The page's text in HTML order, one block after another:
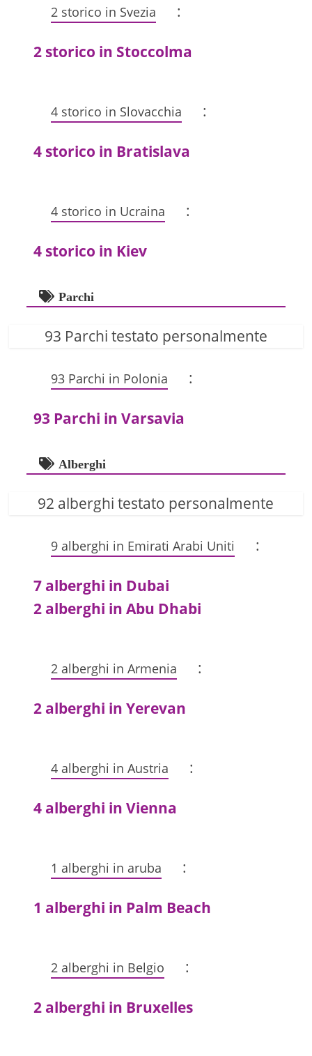
2 storico in Svezia :
2 storico in Stoccolma
4 storico in Slovacchia :
4 storico in Bratislava
4 storico in Ucraina :
4 storico in Kiev
Parchi
93 Parchi testato personalmente
93 Parchi in Polonia :
93 Parchi in Varsavia
Alberghi
92 alberghi testato personalmente
9 alberghi in Emirati Arabi Uniti :
7 alberghi in Dubai
2 alberghi in Abu Dhabi
2 alberghi in Armenia :
2 alberghi in Yerevan
4 alberghi in Austria :
4 alberghi in Vienna
1 alberghi in aruba :
1 alberghi in Palm Beach
2 alberghi in Belgio :
2 alberghi in Bruxelles